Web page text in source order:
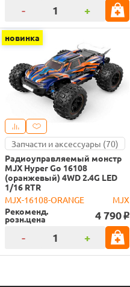
- +
новинка
Запчасти и аксессуары (70)
Радиоуправляемый монстр
MJX Hyper Go 16108
(оранжевый) 4WD 2.4G LED
1/16 RTR
MJX-16108-ORANGE
MJX
Рекоменд.
розн.цена 4 790 o
- +